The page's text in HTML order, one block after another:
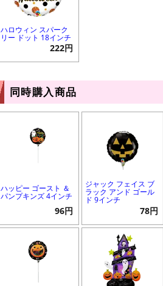
ハロウィン スパーク
リー ドット 18インチ
222円
同時購入商品
ハッピー ゴースト ＆
パンプキンズ 4インチ
96円
ジャック フェイス ブ
ラック アンド ゴール
ド 9インチ
78円